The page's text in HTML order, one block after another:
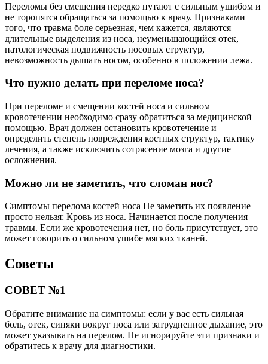
Переломы без смещения нередко путают с сильным ушибом и
не торопятся обращаться за помощью к врачу. Признаками
того, что травма боле серьезная, чем кажется, являются
длительные выделения из носа, неуменьшающийся отек,
патологическая подвижность носовых структур,
невозможность дышать носом, особенно в положении лежа.
Что нужно делать при переломе носа?
При переломе и смещении костей носа и сильном
кровотечении необходимо сразу обратиться за медицинской
помощью. Врач должен остановить кровотечение и
определить степень повреждения костных структур, тактику
лечения, а также исключить сотрясение мозга и другие
осложнения.
Можно ли не заметить, что сломан нос?
Симптомы перелома костей носа Не заметить их появление
просто нельзя: Кровь из носа. Начинается после получения
травмы. Если же кровотечения нет, но боль присутствует, это
может говорить о сильном ушибе мягких тканей.
Советы
СОВЕТ №1
Обратите внимание на симптомы: если у вас есть сильная
боль, отек, синяки вокруг носа или затрудненное дыхание, это
может указывать на перелом. Не игнорируйте эти признаки и
обратитесь к врачу для диагностики.